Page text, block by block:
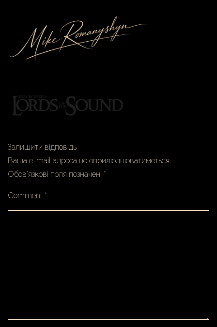
Залишити відповідь
Ваша e-mail адреса не оприлюднюватиметься.
Обов’язкові поля позначені *
Comment *